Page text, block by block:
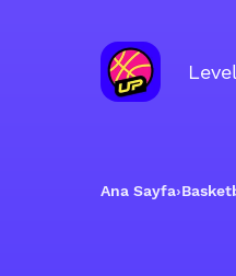
Ana Sayfa›